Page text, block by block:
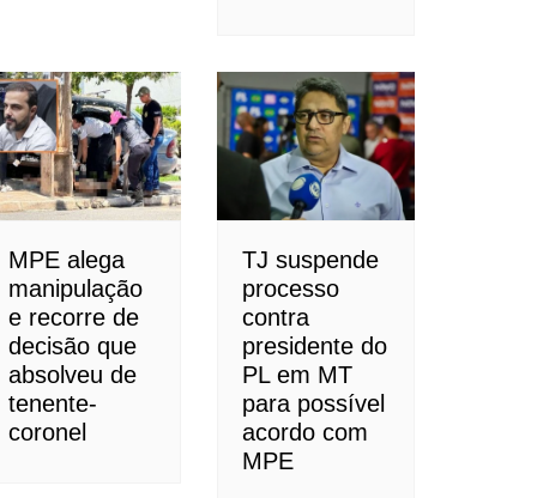
MPE alega
manipulação
e recorre de
decisão que
absolveu de
tenente-
coronel
TJ suspende
processo
contra
presidente do
PL em MT
para possível
acordo com
MPE